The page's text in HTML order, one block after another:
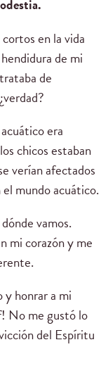
en la vida
de mi
de
era
chicos estaban
verían afectados
mundo acuático.
vamos.
mi corazón y me
y honrar a mi
No me gustó lo
del Espíritu